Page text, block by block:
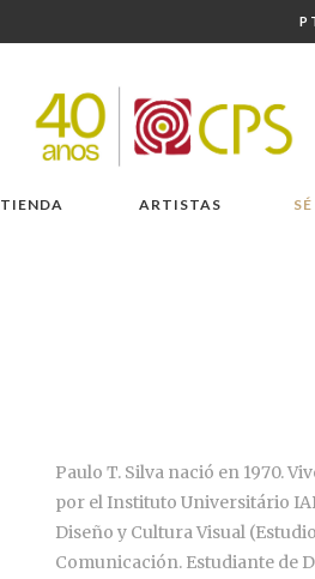
TIENDA ARTISTAS
Paulo T. Silva nació en 1970.
por el Instituto Universitário
Diseño y Cultura Visual
Comunicación. Estudiante de